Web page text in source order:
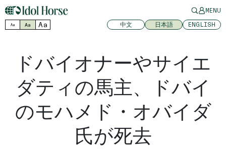
MENU
Aa Aa Aa 中文 日本語 ENGLISH
ドバイオナーやサイエ
ダティの馬主、ドバイ
のモハメド・オバイダ
氏が死去